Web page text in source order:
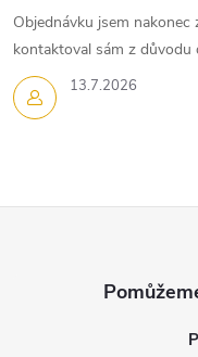
13.7.2026
Objednávku jsem
kontaktoval sám z